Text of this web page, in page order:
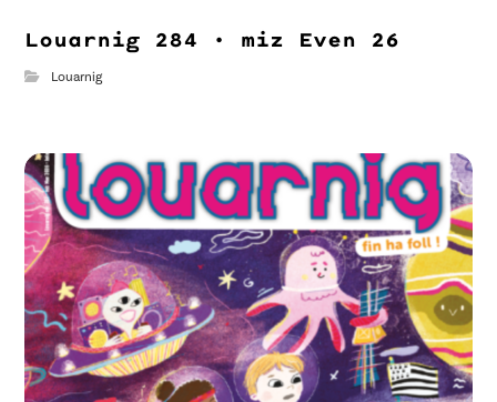
Louarnig 284 • miz Even 26
Louarnig